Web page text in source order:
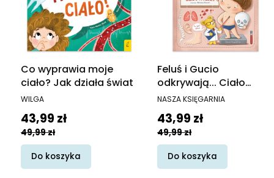
Co wyprawia moje
ciało? Jak działa świat
PRODUCENT
WILGA
Cena promocyjna
43,99 zł
49,99 zł
Do koszyka
Feluś i Gucio
odkrywają... Ciało
człowieka
PRODUCENT
NASZA KSIĘGARNIA
Cena promocyjna
43,99 zł
49,99 zł
Do koszyka